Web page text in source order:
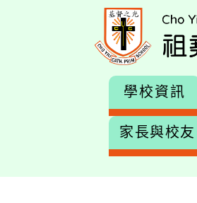
學校資訊
家長與校友